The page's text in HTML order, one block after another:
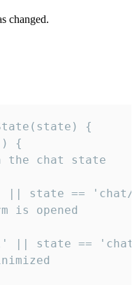
changed.
{
{
the chat state
|| state ==
is opened
|| state ==